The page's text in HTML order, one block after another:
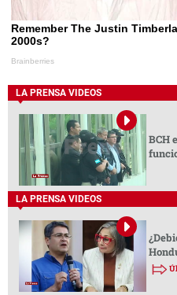
LA PRENSA VIDEOS
BCH
LA PRENSA VIDEOS